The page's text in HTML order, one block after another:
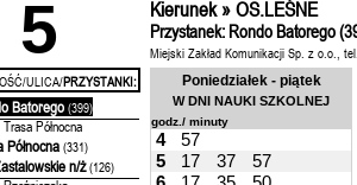
5 Kierunek » OS.LEŚNE
Przystanek: Rondo Batorego
Miejski Zakład Komunikacji Sp. z o.o.,
ULICA/PRZYSTANKI:
Batorego (399)
Północna
Północna (331)
n/ż (126)
Poniedziałek - piątek
W DNI NAUKI SZKOLNEJ
godz./ minuty
4 57
5
17 37 57